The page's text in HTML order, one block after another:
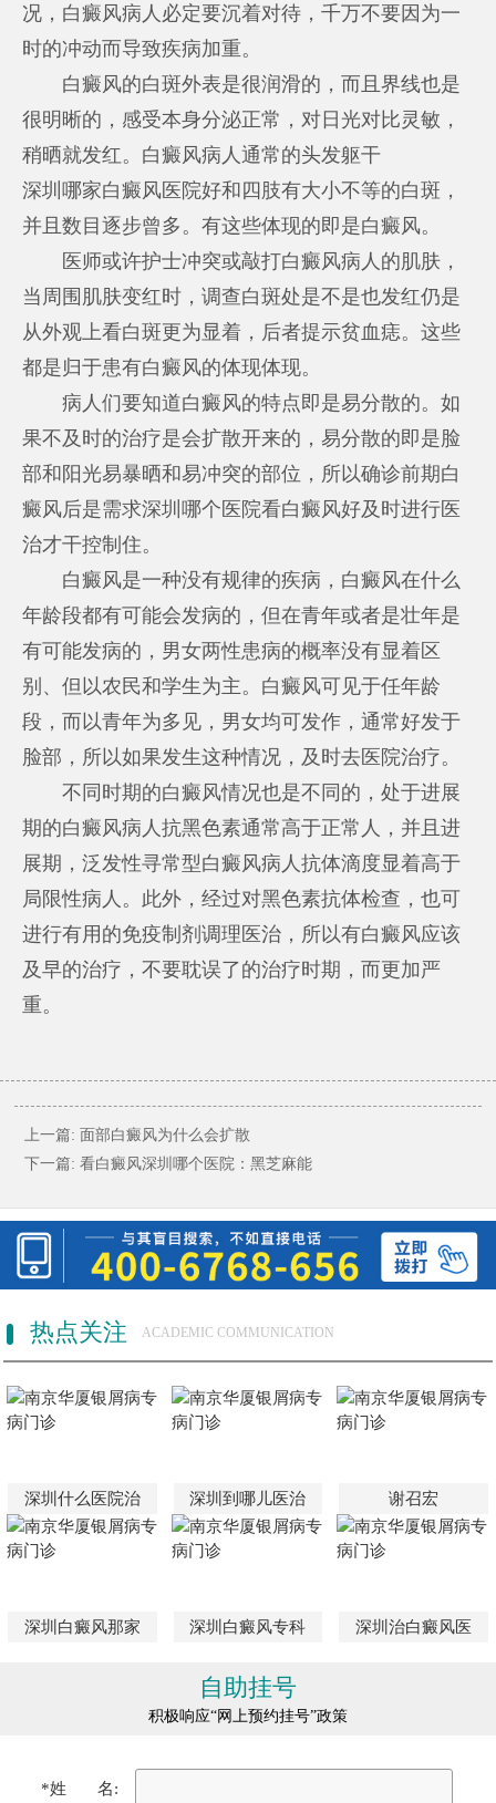
况，白癜风病人必定要沉着对待，千万不要因为一
时的冲动而导致疾病加重。
白癜风的白斑外表是很润滑的，而且界线也是
很明晰的，感受本身分泌正常，对日光对比灵敏，
稍晒就发红。白癜风病人通常的头发躯干
深圳哪家白癜风医院好和四肢有大小不等的白斑，
并且数目逐步曾多。有这些体现的即是白癜风。
医师或许护士冲突或敲打白癜风病人的肌肤，
当周围肌肤变红时，调查白斑处是不是也发红仍是
从外观上看白斑更为显着，后者提示贫血痣。这些
都是归于患有白癜风的体现体现。
病人们要知道白癜风的特点即是易分散的。如
果不及时的治疗是会扩散开来的，易分散的即是脸
部和阳光易暴晒和易冲突的部位，所以确诊前期白
癜风后是需求深圳哪个医院看白癜风好及时进行医
治才干控制住。
白癜风是一种没有规律的疾病，白癜风在什么
年龄段都有可能会发病的，但在青年或者是壮年是
有可能发病的，男女两性患病的概率没有显着区
别、但以农民和学生为主。白癜风可见于任年龄
段，而以青年为多见，男女均可发作，通常好发于
脸部，所以如果发生这种情况，及时去医院治疗。
不同时期的白癜风情况也是不同的，处于进展
期的白癜风病人抗黑色素通常高于正常人，并且进
展期，泛发性寻常型白癜风病人抗体滴度显着高于
局限性病人。此外，经过对黑色素抗体检查，也可
进行有用的免疫制剂调理医治，所以有白癜风应该
及早的治疗，不要耽误了的治疗时期，而更加严
重。
上一篇: 面部白癜风为什么会扩散
下一篇: 看白癜风深圳哪个医院：黑芝麻能
热点关注 ACADEMIC COMMUNICATION
深圳什么医院治 深圳到哪儿医治 谢召宏
深圳白癜风那家 深圳白癜风专科 深圳治白癜风医
自助挂号
积极响应“网上预约挂号”政策
*姓 名: